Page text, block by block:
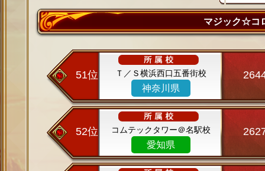
マジック☆コ
51位 Ｔ／Ｓ横浜西口五番街校
神奈川県
52位 コムテックタワー＠名駅校
愛知県